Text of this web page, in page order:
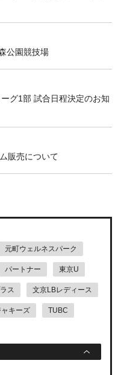
公園競技場
グ1部 試合日程決定のお知
販売について
元町ウェルネスパーク
パートナー 東京U
ス 文京LBレディース
キーズ TUBC